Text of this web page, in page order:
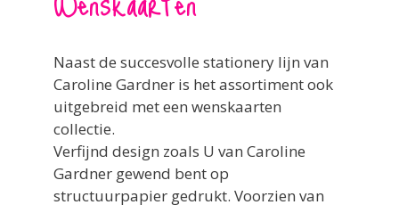
Naast de succesvolle stationery lijn van
Caroline Gardner is het assortiment ook
uitgebreid met een wenskaarten
collectie.
Verfijnd design zoals U van Caroline
Gardner gewend bent op
structuurpapier gedrukt. Voorzien van